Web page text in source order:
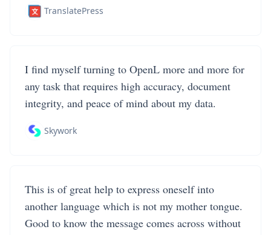
TranslatePress
I find myself turning to OpenL more and more for
any task that requires high accuracy, document
integrity, and peace of mind about my data.
Skywork
This is of great help to express oneself into
another language which is not my mother tongue.
Good to know the message comes across without